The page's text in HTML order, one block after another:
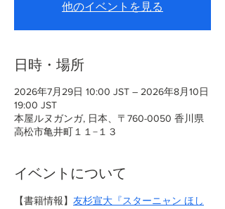
他のイベントを見る
日時・場所
2026年7月29日 10:00 JST – 2026年8月10日
19:00 JST
本屋ルヌガンガ, 日本、〒760-0050 香川県
高松市亀井町１１−１３
イベントについて
【書籍情報】 友杉宣大『スターニャン ほし